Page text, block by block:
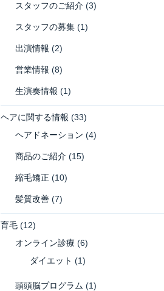
スタッフのご紹介(3)
スタッフの募集(1)
出演情報 (2)
営業情報 (8)
生演奏情報 (1)
ヘアに関する情報 (33)
ヘアドネーション (4)
商品のご紹介(15)
縮毛矯正 (10)
髪質改善(7)
育毛(12)
オンライン診療 (6)
ダイエット (1)
頭頭脳プログラム (1)